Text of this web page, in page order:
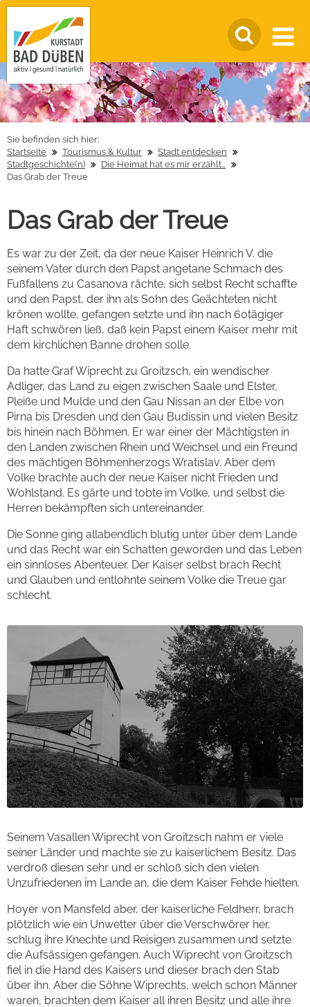
Sie befinden sich hier:
Startseite
Tourismus & Kultur
Stadt entdecken
Stadtgeschichte(n)
Die Heimat hat es mir erzählt…
Das Grab der Treue
Das Grab der Treue
Es war zu der Zeit, da der neue Kaiser Heinrich V. die
seinem Vater durch den Papst angetane Schmach des
Fußfallens zu Casanova rächte, sich selbst Recht schaffte
und den Papst, der ihn als Sohn des Geächteten nicht
krönen wollte, gefangen setzte und ihn nach 60tägiger
Haft schwören ließ, daß kein Papst einem Kaiser mehr mit
dem kirchlichen Banne drohen solle.
Da hatte Graf Wiprecht zu Groitzsch, ein wendischer
Adliger, das Land zu eigen zwischen Saale und Elster,
Pleiße und Mulde und den Gau Nissan an der Elbe von
Pirna bis Dresden und den Gau Budissin und vielen Besitz
bis hinein nach Böhmen. Er war einer der Mächtigsten in
den Landen zwischen Rhein und Weichsel und ein Freund
des mächtigen Böhmenherzogs Wratislav. Aber dem
Volke brachte auch der neue Kaiser nicht Frieden und
Wohlstand. Es gärte und tobte im Volke, und selbst die
Herren bekämpften sich untereinander.
Die Sonne ging allabendlich blutig unter über dem Lande
und das Recht war ein Schatten geworden und das Leben
ein sinnloses Abenteuer. Der Kaiser selbst brach Recht
und Glauben und entlohnte seinem Volke die Treue gar
schlecht.
Seinem Vasallen Wiprecht von Groitzsch nahm er viele
seiner Länder und machte sie zu kaiserlichem Besitz. Das
verdroß diesen sehr und er schloß sich den vielen
Unzufriedenen im Lande an, die dem Kaiser Fehde hielten.
Hoyer von Mansfeld aber, der kaiserliche Feldherr, brach
plötzlich wie ein Unwetter über die Verschwörer her,
schlug ihre Knechte und Reisigen zusammen und setzte
die Aufsässigen gefangen. Auch Wiprecht von Groitzsch
fiel in die Hand des Kaisers und dieser brach den Stab
über ihn. Aber die Söhne Wiprechts, welch schon Männer
waren, brachten dem Kaiser all ihren Besitz und alle ihre